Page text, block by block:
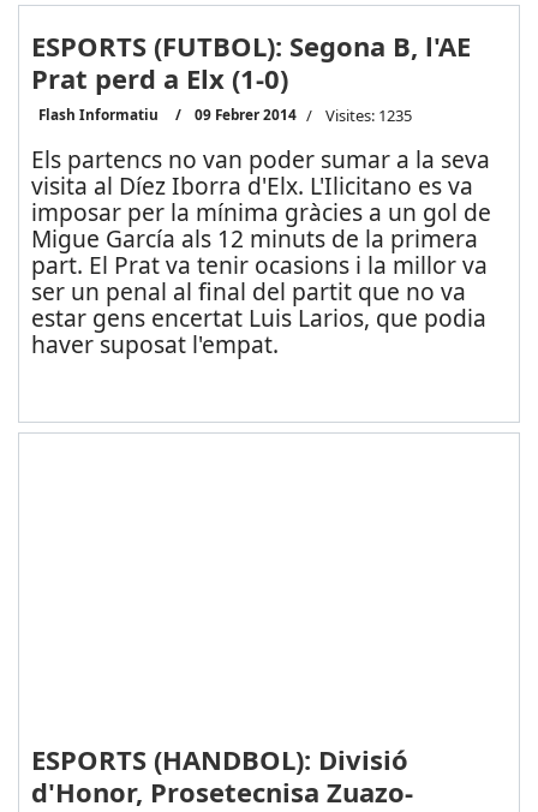
ESPORTS (FUTBOL): Segona B, l'AE
Prat perd a Elx (1-0)
Flash Informatiu 09 Febrer 2014 Visites: 1235
Els partencs no van poder sumar a la seva
visita al Díez Iborra d'Elx. L'Ilicitano es va
imposar per la mínima gràcies a un gol de
Migue García als 12 minuts de la primera
part. El Prat va tenir ocasions i la millor va
ser un penal al final del partit que no va
estar gens encertat Luis Larios, que podia
haver suposat l'empat.
ESPORTS (HANDBOL): Divisió
d'Honor, Prosetecnisa Zuazo-